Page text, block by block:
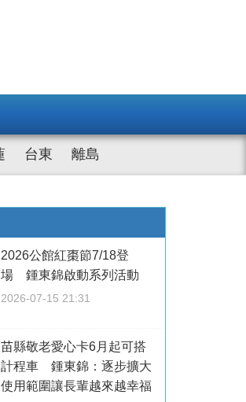
台東 離島
2026公館紅棗節7/18登
場 鍾東錦啟動系列活動
2026-07-15 21:31
苗縣敬老愛心卡6月起可搭
計程車 鍾東錦：逐步擴大
使用範圍讓長輩越來越幸福